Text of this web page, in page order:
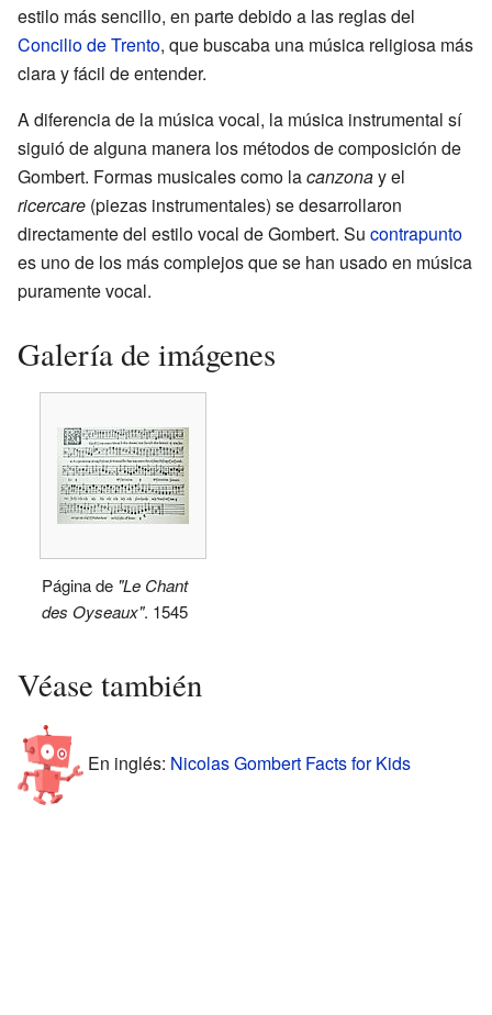
estilo más sencillo, en parte debido a las reglas del
Concilio de Trento, que buscaba una música religiosa más
clara y fácil de entender.
A diferencia de la música vocal, la música instrumental sí
siguió de alguna manera los métodos de composición de
Gombert. Formas musicales como lacanzonay el
ricercare (piezas instrumentales) se desarrollaron
directamente del estilo vocal de Gombert. Su contrapunto
es uno de los más complejos que se han usado en música
puramente vocal.
Galería de imágenes
Página de "Le Chant
des Oyseaux". 1545
Véase también
En inglés: Nicolas Gombert Facts for Kids